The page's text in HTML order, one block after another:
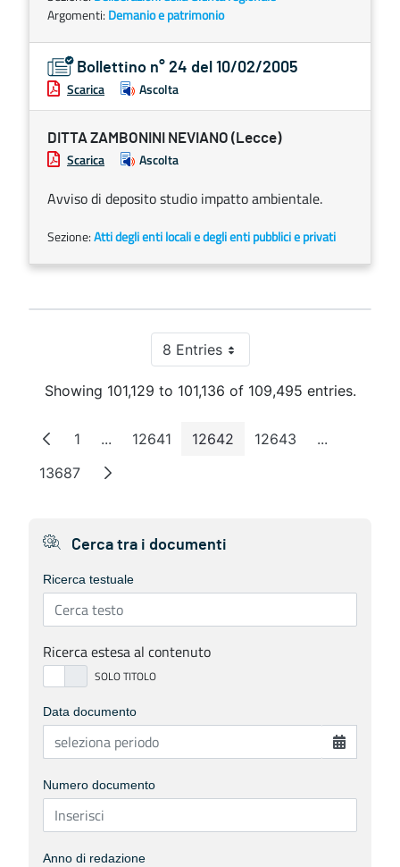
Argomenti: Demanio e patrimonio
Bollettino n° 24 del 10/02/2005
Scarica Ascolta
DITTA ZAMBONINI NEVIANO (Lecce)
Scarica Ascolta
Avviso di deposito studio impatto ambientale.
Sezione:Atti degli enti locali e degli enti pubblici e privati
8 EntriesPer Page
Showing 101,129 to 101,136 of 109,495 entries.
Page
1 ...Intermediate Pages
Page
12641 Page
12642 Page
12643 ...
Page
13687
Cerca tra i documenti
Ricerca testuale
Ricerca estesa al contenuto
Data documento
Numero documento
Anno di redazione